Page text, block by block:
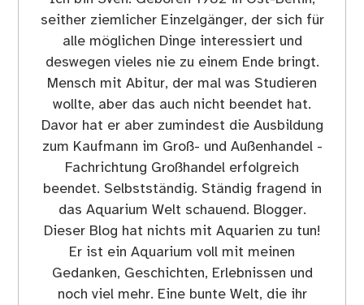
seither ziemlicher Einzelgänger, der sich für
alle möglichen Dinge interessiert und
deswegen vieles nie zu einem Ende bringt.
Mensch mit Abitur, der mal was Studieren
wollte, aber das auch nicht beendet hat.
Davor hat er aber zumindest die Ausbildung
zum Kaufmann im Groß- und Außenhandel -
Fachrichtung Großhandel erfolgreich
beendet. Selbstständig. Ständig fragend in
das Aquarium Welt schauend. Blogger.
Dieser Blog hat nichts mit Aquarien zu tun!
Er ist ein Aquarium voll mit meinen
Gedanken, Geschichten, Erlebnissen und
noch viel mehr. Eine bunte Welt, die ihr